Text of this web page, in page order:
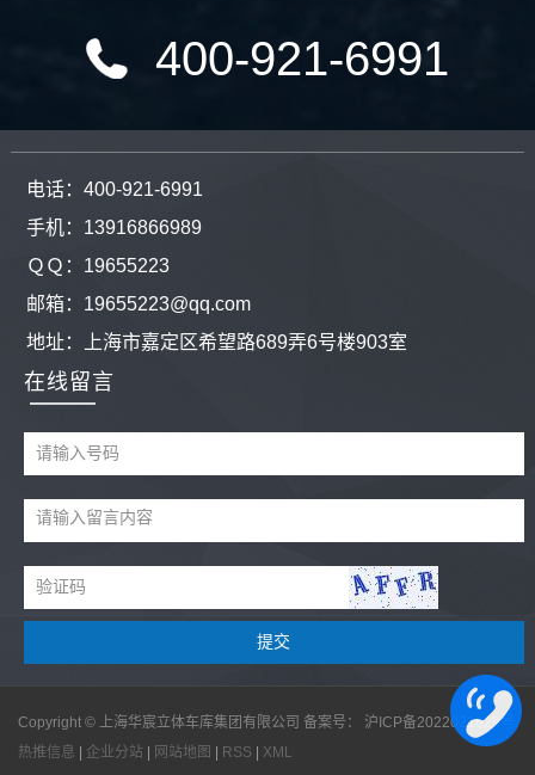
400-921-6991
电话：400-921-6991
手机：13916866989
ＱＱ： 19655223
邮箱：19655223@qq.com
地址：
上海市嘉定区希望路689弄6号楼903室
在线留言
Copyright © 上海华宸立体车库集团有限公司 备案号： 沪ICP备2022021629号
热推信息 | 企业分站 | 网站地图 | RSS | XML